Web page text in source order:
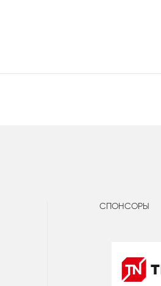
СПОНСОРЫ